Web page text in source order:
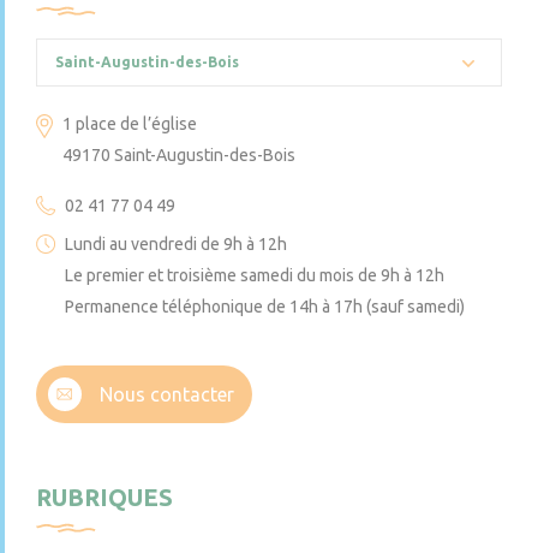
Saint-Augustin-des-Bois
1 place de l’église
49170 Saint-Augustin-des-Bois
02 41 77 04 49
Lundi au vendredi de 9h à 12h
Le premier et troisième samedi du mois de 9h à 12h
Permanence téléphonique de 14h à 17h (sauf samedi)
Nous contacter
RUBRIQUES